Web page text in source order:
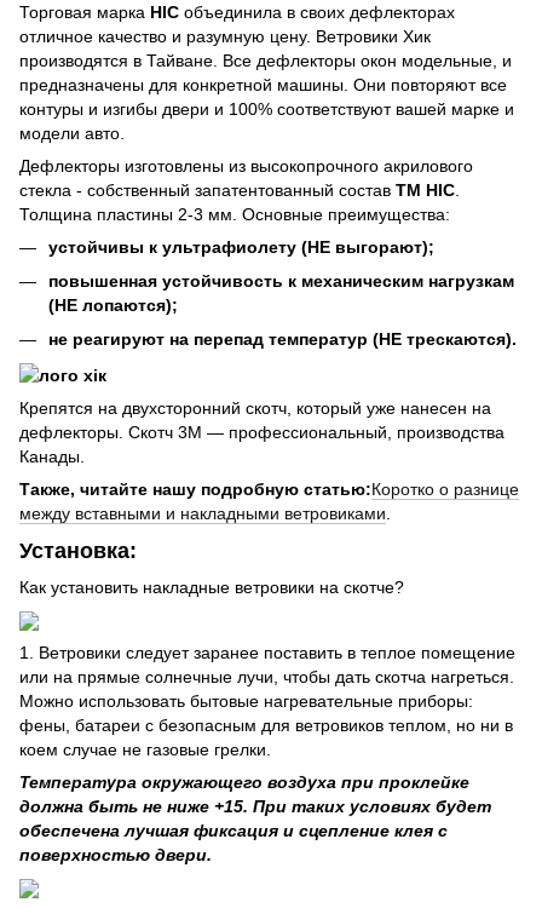
Торговая марка HIC объединила в своих дефлекторах
отличное качество и разумную цену. Ветровики Хик
производятся в Тайване. Все дефлекторы окон модельные, и
предназначены для конкретной машины. Они повторяют все
контуры и изгибы двери и 100% соответствуют вашей марке и
модели авто.
Дефлекторы изготовлены из высокопрочного акрилового
стекла - собственный запатентованный состав ТМ HIC
Толщина пластины 2-3 мм. Основные преимущества:
устойчивы к ультрафиолету (НЕ выгорают);
повышенная устойчивость к механическим нагрузкам
(НЕ лопаются);
не реагируют на перепад температур (НЕ трескаются).
Крепятся на двухсторонний скотч, который уже нанесен на
дефлекторы. Скотч 3М — профессиональный, производства
Канады.
Также, читайте нашу подробную статью:Коротко о разнице
между вставными и накладными ветровиками
Установка:
Как установить накладные ветровики на скотче?
1. Ветровики следует заранее поставить в теплое помещение
или на прямые солнечные лучи, чтобы дать скотча нагреться.
Можно использовать бытовые нагревательные приборы:
фены, батареи с безопасным для ветровиков теплом, но ни в
коем случае не газовые грелки.
Температура окружающего воздуха при проклейке
должна быть не ниже +15. При таких условиях будет
обеспечена лучшая фиксация и сцепление клея с
поверхностью двери.